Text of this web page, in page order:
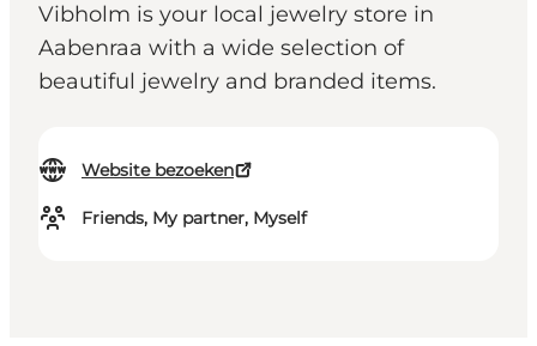
Vibholm is your local jewelry store in
Aabenraa with a wide selection of
beautiful jewelry and branded items.
Website bezoeken
Friends, My partner, Myself